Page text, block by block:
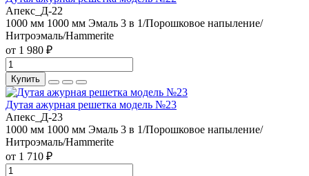
Апекс_Д-22
1000 мм 1000 мм Эмаль 3 в 1/Порошковое напыление/
Нитроэмаль/Hammerite
от 1 980 ₽
Купить
Дутая ажурная решетка модель №23
Апекс_Д-23
1000 мм 1000 мм Эмаль 3 в 1/Порошковое напыление/
Нитроэмаль/Hammerite
от 1 710 ₽